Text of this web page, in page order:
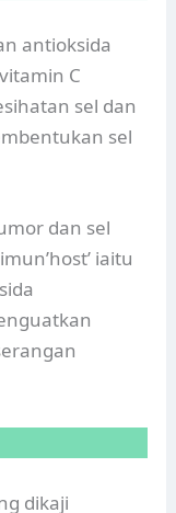
antioksida
C
sel dan
sel
dan sel
iaitu
dikaji